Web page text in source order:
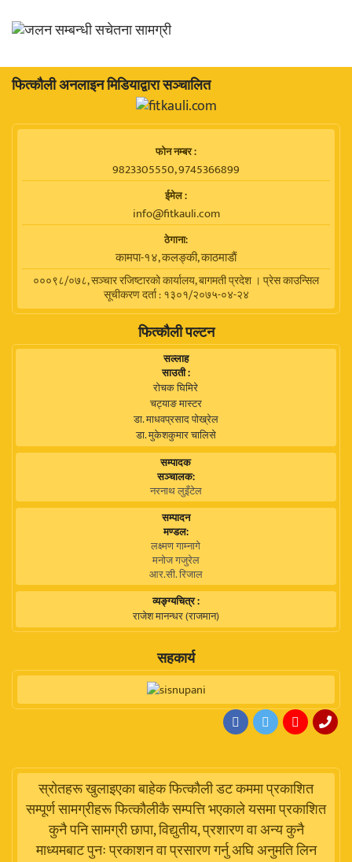
फित्काैली अनलाइन मिडियाद्वारा सञ्चालित
फाेन नम्बर :
9823305550, 9745366899
ईमेल :
info@fitkauli.com
ठेगाना:
कामपा-१४, कलङ्की, काठमाडाैं
०००९८/०७८, सञ्चार रजिष्टारको कार्यालय, बागमती प्रदेश । प्रेस काउन्सिल
सूचीकरण दर्ता : १३०१/२०७५-०४-२४
फित्कौली पल्टन
सल्लाह
साउती :
रोचक घिमिरे
चट्याङ मास्टर
डा. माधवप्रसाद पोख्रेल
डा. मुकेशकुमार चालिसे
सम्पादक
सञ्चालक:
नरनाथ लुइँटेल
सम्पादन
मण्डल:
लक्ष्मण गाम्नागे
मनोज गजुरेल
आर.सी. रिजाल
व्यङ्ग्यचित्र :
राजेश मानन्धर (राजमान)
सहकार्य
स्रोतहरू खुलाइएका बाहेक फित्कौली डट कममा प्रकाशित
सम्पूर्ण सामग्रीहरू फित्कौलीकै सम्पत्ति भएकाले यसमा प्रकाशित
कुनै पनि सामग्री छापा, विद्युतीय, प्रशारण वा अन्य कुनै
माध्यमबाट पुनः प्रकाशन वा प्रसारण गर्नु अघि अनुमति लिन